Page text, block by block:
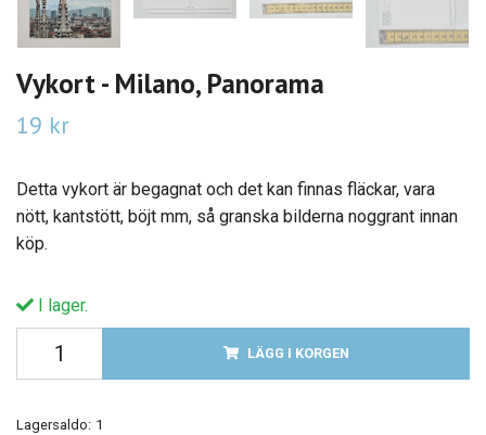
Vykort - Milano, Panorama
19 kr
Detta vykort är begagnat och det kan finnas fläckar, vara
nött, kantstött, böjt mm, så granska bilderna noggrant innan
köp.
I lager.
LÄGG I KORGEN
Lagersaldo: 1